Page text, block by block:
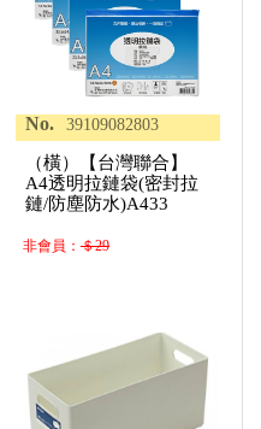
No. 39109082803
（橫）【台灣聯合】
A4透明拉鏈袋(密封拉
鏈/防塵防水)A433
非會員：＄29